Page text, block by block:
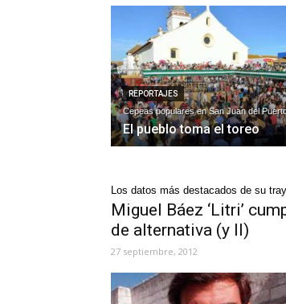
REPORTAJES
Cepeas populares en San Juan del
El pueblo toma el toreo
Los datos más destacados de su
Miguel Báez ‘Litri’
de alternativa (y II)
27 septiembre, 2012